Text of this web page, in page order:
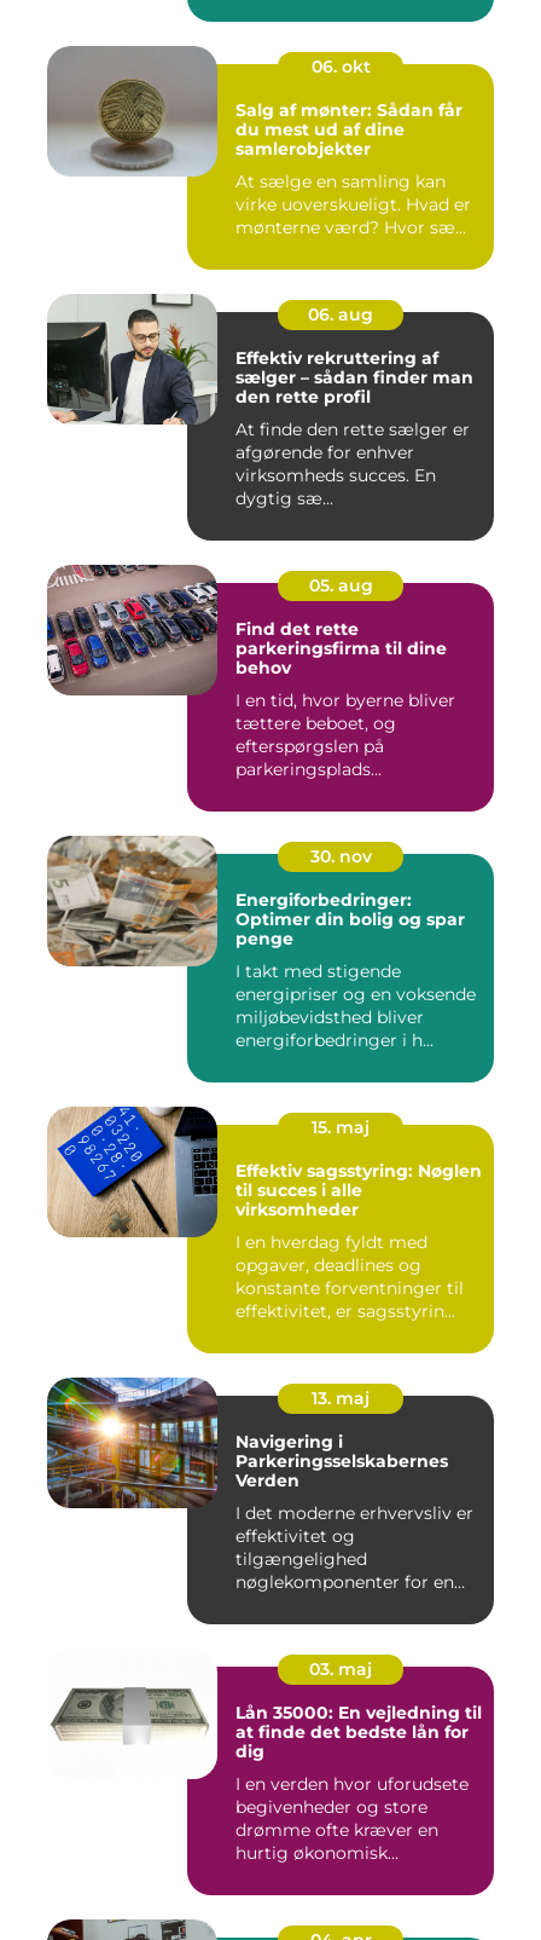
06. okt
Salg af mønter: Sådan får
du mest ud af dine
samlerobjekter
At sælge en samling kan
virke uoverskueligt. Hvad er
mønterne værd? Hvor sæ...
06. aug
Effektiv rekruttering af
sælger – sådan finder man
den rette profil
At finde den rette sælger er
afgørende for enhver
virksomheds succes. En
dygtig sæ...
05. aug
Find det rette
parkeringsfirma til dine
behov
I en tid, hvor byerne bliver
tættere beboet, og
efterspørgslen på
parkeringsplads...
30. nov
Energiforbedringer:
Optimer din bolig og spar
penge
I takt med stigende
energipriser og en voksende
miljøbevidsthed bliver
energiforbedringer i h...
15. maj
Effektiv sagsstyring: Nøglen
til succes i alle
virksomheder
I en hverdag fyldt med
opgaver, deadlines og
konstante forventninger til
effektivitet, er sagsstyrin...
13. maj
Navigering i
Parkeringsselskabernes
Verden
I det moderne erhvervsliv er
effektivitet og
tilgængelighed
nøglekomponenter for en
03. maj
Lån 35000: En vejledning til
at finde det bedste lån for
dig
I en verden hvor uforudsete
begivenheder og store
drømme ofte kræver en
hurtig økonomisk